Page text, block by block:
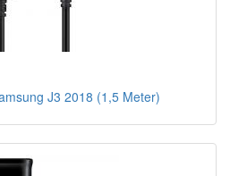
J3 2018 (1,5 Meter)